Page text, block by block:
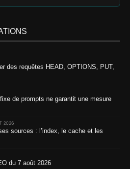
des requêtes HEAD, OPTIONS, PUT,
de prompts ne garantit une mesure
2026
sources : l’index, le cache et les
du 7 août 2026